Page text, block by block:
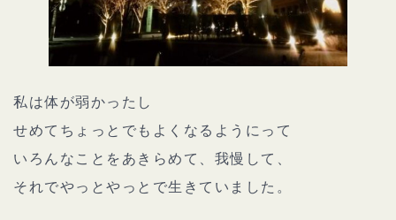
私は体が弱かったし
せめてちょっとでもよくなるようにって
いろんなことをあきらめて、我慢して、
それでやっとやっとで生きていました。